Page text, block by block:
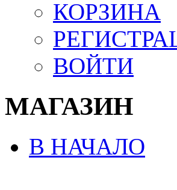
КОРЗИНА
ВОЙТИ
МАГАЗИН
В НАЧАЛО